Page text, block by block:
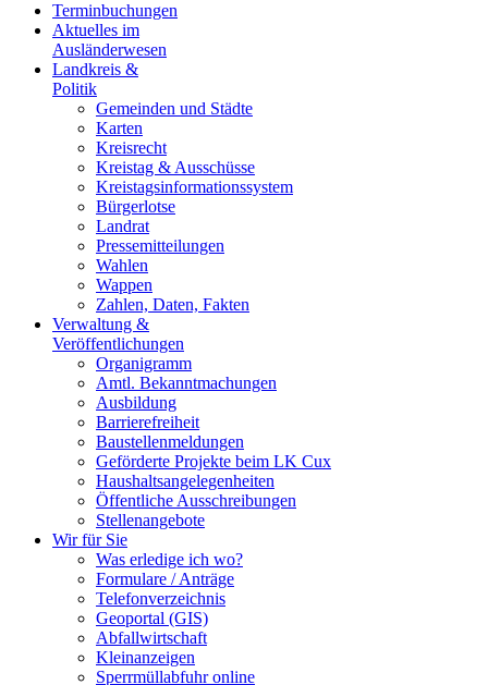
Terminbuchungen
Aktuelles im
Ausländerwesen
Landkreis &
Politik
Gemeinden und Städte
Karten
Kreisrecht
Kreistag & Ausschüsse
Kreistagsinformationssystem
Bürgerlotse
Landrat
Pressemitteilungen
Wahlen
Wappen
Zahlen, Daten, Fakten
Verwaltung &
Veröffentlichungen
Organigramm
Amtl. Bekanntmachungen
Ausbildung
Barrierefreiheit
Baustellenmeldungen
Geförderte Projekte beim LK Cux
Haushaltsangelegenheiten
Öffentliche Ausschreibungen
Stellenangebote
Wir für Sie
Was erledige ich wo?
Formulare / Anträge
Telefonverzeichnis
Geoportal (GIS)
Abfallwirtschaft
Kleinanzeigen
Sperrmüllabfuhr online